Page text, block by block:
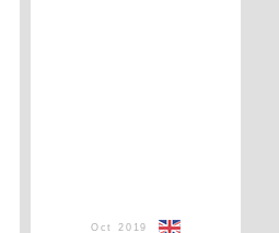
Oct 2019